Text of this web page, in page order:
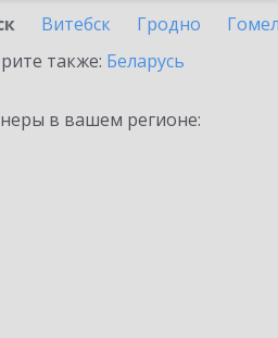
Витебск Гродно
также: Беларусь
в вашем регионе: